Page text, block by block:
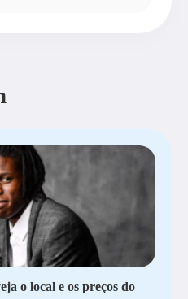
o local e os preços do